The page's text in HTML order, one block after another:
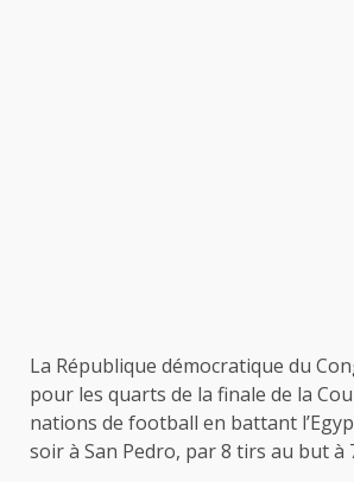
La République démocratique du
pour les quarts de la finale de la
nations de football en battant
soir à San Pedro, par 8 tirs au but à